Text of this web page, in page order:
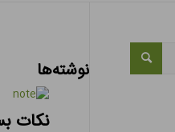
نوشته‌ها
نکات